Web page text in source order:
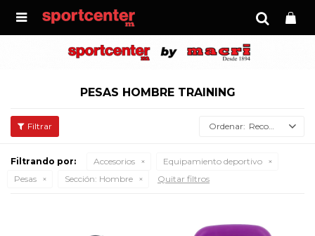

PESAS HOMBRE TRAINING
Recomendados
Filtrando por: Accesorios
Equipamiento deportivo
Pesas
Sección: Hombre Quitar filtros